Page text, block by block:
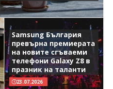
Samsung България
превърна премиерата
на новите сгъваеми
телефони Galaxy Z8 в
празник на таланти
23.07.2026